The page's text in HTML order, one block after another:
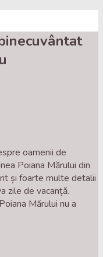
LA MALUL
pe cele mai întinse
plaje aurii, golfuri
lângă soare, surf...
oamenii de
Poiana Mărului din
și foarte multe detalii
zile de vacanță.
Mărului nu a